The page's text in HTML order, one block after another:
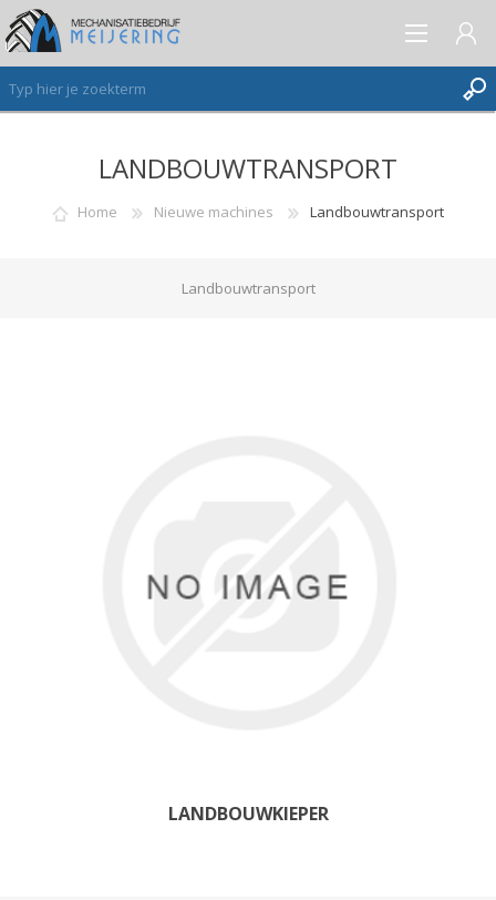
AANMELDEN ALS NIEUWE KLANT
INLOGGEN
LANDBOUWTRANSPORT
Home Nieuwe machines Landbouwtransport
Landbouwtransport
LANDBOUWKIEPER